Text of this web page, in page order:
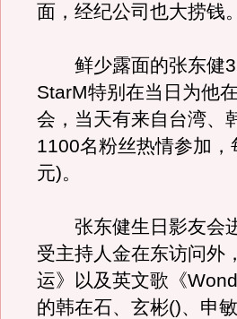
面，经纪公司也大捞钱。
鲜少露面的张东健3
StarM特别在当日为他
会，当天有来自台湾、
1100名粉丝热情参加
元)。
张东健生日影友会进
受主持人金在东访问外
运》以及英文歌《
的韩在石、玄彬()、申